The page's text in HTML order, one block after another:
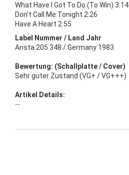
What Have I Got To Do (To Win) 3:14
Don't Call Me Tonight 2:26
Have A Heart 2:55
Label Nummer / Land Jahr
Arista 205 348 / Germany 1983
Bewertung: (Schallplatte / Cover)
Sehr guter Zustand (VG+ / VG+++)
Artikel Details:
--